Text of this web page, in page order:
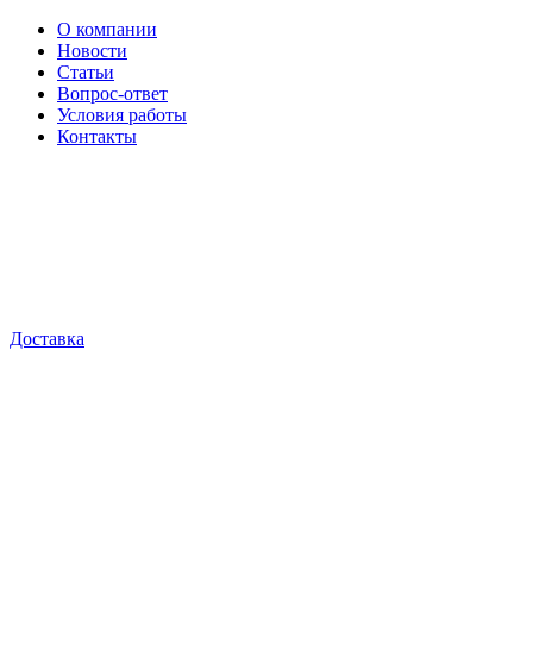
О компании
Новости
Статьи
Вопрос-ответ
Условия работы
Контакты
Доставка